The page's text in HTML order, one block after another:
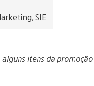
SIE
alguns itens da